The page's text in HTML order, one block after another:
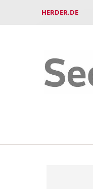
HERDER.DE